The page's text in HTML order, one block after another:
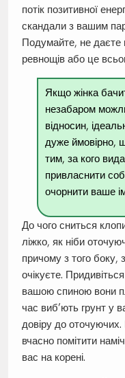
потік позитивної
скандали з вашим
Подумайте, не даєте
ревнощів або це
Якщо жінка
незабаром
відносин,
дуже ймовірно,
тим, за кого
привласнити
очорнити ваше
До чого сниться
ліжко, як ніби
причому з того боку,
очікуєте.
вашою спиною вони
час виб’ють грунт у
довіру до
вчасно помітити
вас на корені.